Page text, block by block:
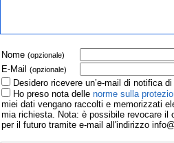
Nome (opzionale)
E-Mail (opzionale)
Desidero ricevere un’e-mail di notifica
Ho preso nota delle norme sulla
miei dati vengano raccolti e memorizzati
mia richiesta. Nota: è possibile revocare il
per il futuro tramite e-mail all'indirizzo